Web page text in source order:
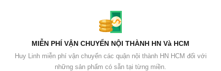
MIỄN PHÍ VẬN CHUYỂN NỘI THÀNH HN Và HCM
Huy Linh miễn phí vận chuyển các quận nội thành HN HCM đối với
những sản phẩm có sẵn tại từng miền.